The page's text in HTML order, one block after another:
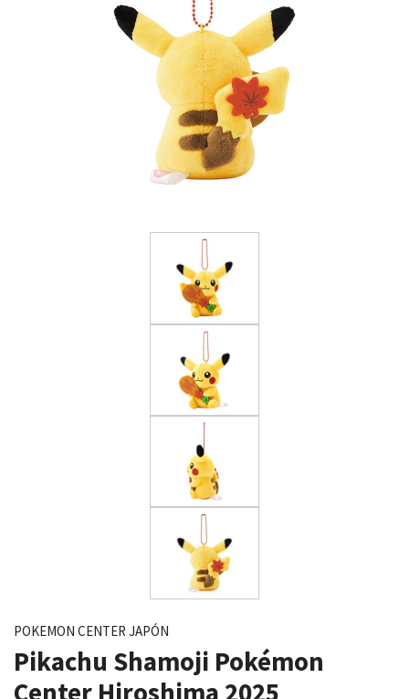
POKEMON CENTER JAPÓN
Pikachu Shamoji Pokémon
Center Hiroshima 2025